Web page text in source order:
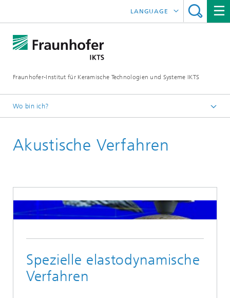
Fraunhofer-Institut für Keramische Technologien und Systeme IKTS
LANGUAGE
ČESKÝ
Wo bin ich?
Industrielösungen
Akustische Verfahren
Spezielle elastodynamische
Verfahren